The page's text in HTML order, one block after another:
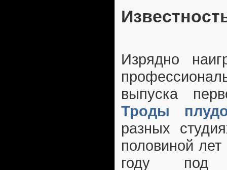
Изрядно
выпуска
Троды
разных
половиной
году под